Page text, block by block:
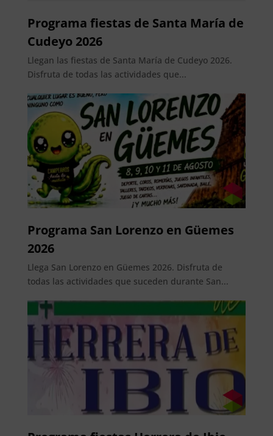
Programa fiestas de Santa María de
Cudeyo 2026
Llegan las fiestas de Santa María de Cudeyo 2026.
Disfruta de todas las actividades que...
Programa San Lorenzo en Güemes
2026
Llega San Lorenzo en Güemes 2026. Disfruta de
todas las actividades que suceden durante San...